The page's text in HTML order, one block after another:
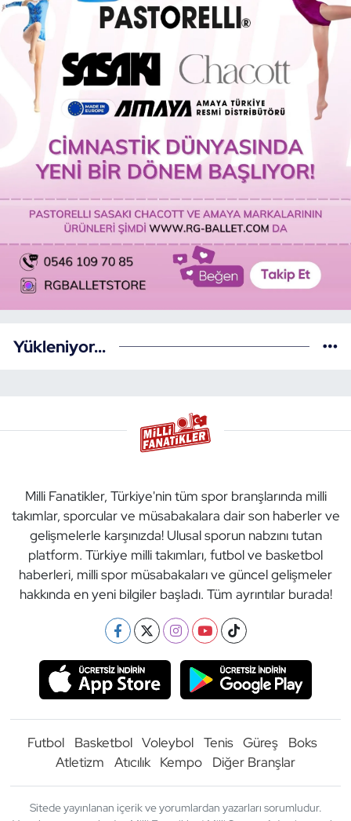
Yükleniyor...
Milli Fanatikler, Türkiye'nin tüm spor branşlarında milli
takımlar, sporcular ve müsabakalara dair son haberler ve
gelişmelerle karşınızda! Ulusal sporun nabzını tutan
platform. Türkiye milli takımları, futbol ve basketbol
haberleri, milli spor müsabakaları ve güncel gelişmeler
hakkında en yeni bilgiler başladı. Tüm ayrıntılar burada!
Futbol Basketbol Voleybol Tenis Güreş
Boks
Atletizm
Atıcılık Kempo Diğer Branşlar
Sitede yayınlanan içerik ve yorumlardan yazarları sorumludur.